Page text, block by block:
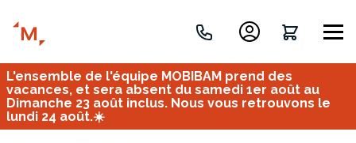
Créez votre projet de A à Z
L'ensemble de l'équipe MOBIBAM prend des
vacances, et sera absent du samedi 1er août au
Dimanche 23 août inclus. Nous vous retrouvons le
lundi 24 août.☀️